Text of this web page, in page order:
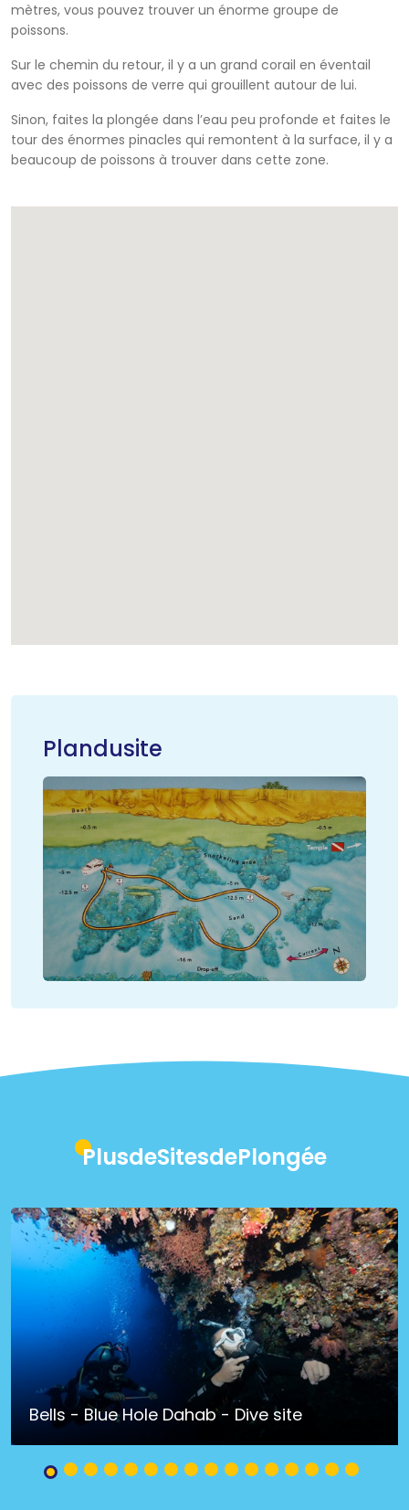
mètres, vous pouvez trouver un énorme groupe de
poissons.
Sur le chemin du retour, il y a un grand corail en éventail
avec des poissons de verre qui grouillent autour de lui.
Sinon, faites la plongée dans l’eau peu profonde et faites le
tour des énormes pinacles qui remontent à la surface, il y a
beaucoup de poissons à trouver dans cette zone.
Plandusite
PlusdeSitesdePlongée
Bells - Blue Hole Dahab - Dive site